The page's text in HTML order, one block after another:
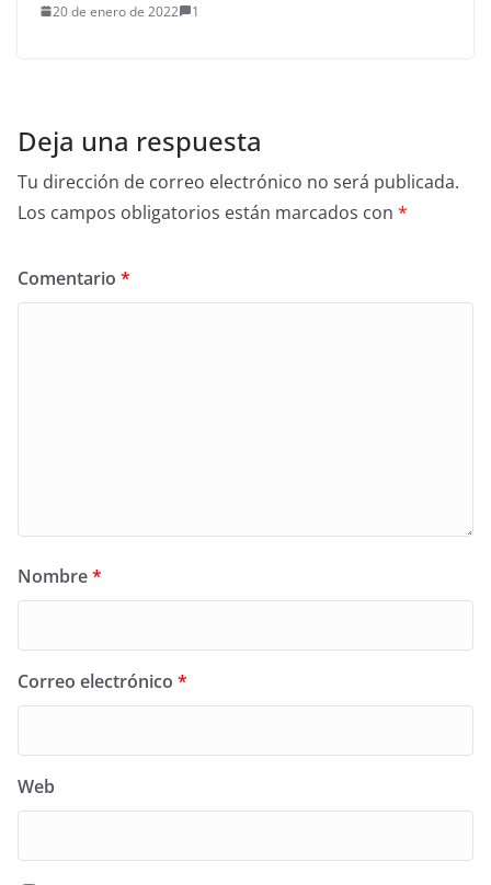
20 de enero de 2022 1
Deja una respuesta
Tu dirección de correo electrónico no será publicada.
Los campos obligatorios están marcados con *
Comentario *
Nombre*
Correo electrónico *
Web